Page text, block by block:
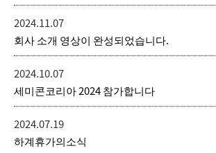
2024.11.07
회사 소개 영상이 완성되었습니다.
2024.10.07
세미콘코리아 2024 참가합니다
2024.07.19
하계휴가의소식